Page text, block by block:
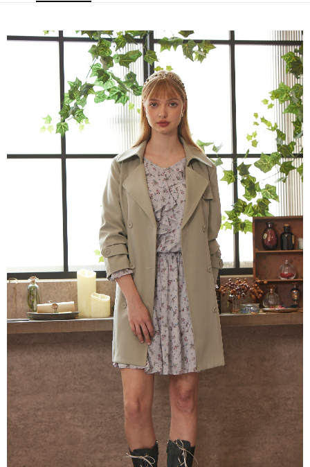
每筆NT$80，滿NT$2,000(含以上)免運費
付款後萊爾富取貨
每筆NT$80，滿NT$2,000(含以上)免運費
付款後7-11取貨
每筆NT$80，滿NT$2,000(含以上)免運費
每筆NT$80，滿NT$2,000(含以上)免運費
每筆NT$100，滿NT$2,000(含以上)免運費